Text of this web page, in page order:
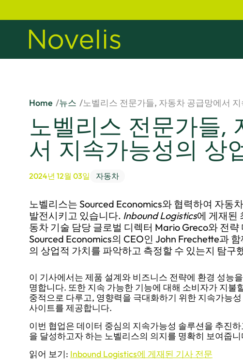
Home 뉴스 노벨리스 전문가들, 자동차 공급망에서
노벨리스 전문가들,
서 지속가능성의 상
2024년 12월 03일 자동차
노벨리스는 Sourced Economics와 협력하여 자동
발전시키고 있습니다. Inbound Logistics에 게재된
동차 기술 담당 글로벌 디렉터 Mario Greco와 전
Sourced Economics의 CEO인 John Frechette과
의 상업적 가치를 파악하고 측정할 수 있는지 탐구
이 기사에서는 제품 설계와 비즈니스 전략에 환경 성능
명합니다. 또한 지속 가능한 기능에 대해 소비자가 지불
중적으로 다루고, 영향력을 극대화하기 위한 지속가능
사이트를 제공합니다.
이번 협업은 데이터 중심의 지속가능성 솔루션을 추진
을 달성하고자 하는 노벨리스의 의지를 명확히 보여줍니
읽어 보기: Inbound Logistics에 게재된 기사 전문